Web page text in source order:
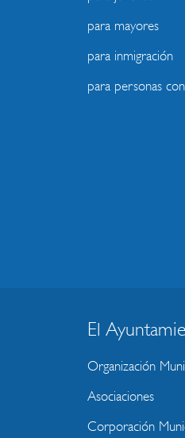
para mayores
para inmigración
para personas
BLOQUE
MENU
WEBSITE
El
Organización
Asociaciones
Corporación